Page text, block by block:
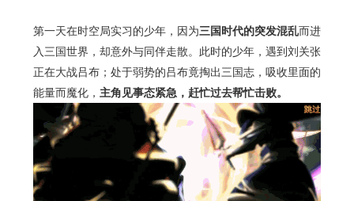
第一天在时空局实习的少年，因为三国时代的突发混乱而进
入三国世界，却意外与同伴走散。此时的少年，遇到刘关张
正在大战吕布；处于弱势的吕布竟掏出三国志，吸收里面的
能量而魔化， 主角见事态紧急，赶忙过去帮忙击败。